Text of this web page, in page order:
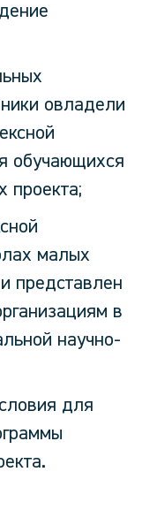
овладели
обучающихся
проекта;
малых
представлен
в
научно-
для